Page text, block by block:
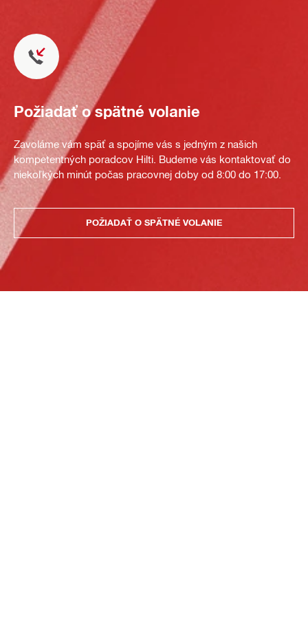
Požiadať o spätné volanie
Zavoláme vám späť a spojíme vás s jedným z našich
kompetentných poradcov Hilti. Budeme vás kontaktovať do
niekoľkých minút počas pracovnej doby od 8:00 do 17:00.
POŽIADAŤ O SPÄTNÉ VOLANIE